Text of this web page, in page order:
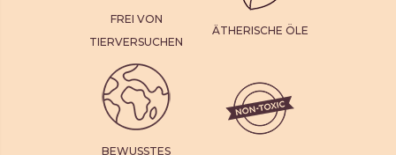
FREI VON
TIERVERSUCHEN
ÄTHERISCHE ÖLE
BEWUSSTES